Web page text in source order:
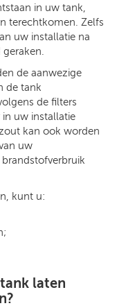
in uw tank,
terechtkomen. Zelfs
uw installatie na
de aanwezige
de tank
de filters
uw installatie
kan ook worden
uw
kunt u:
laten